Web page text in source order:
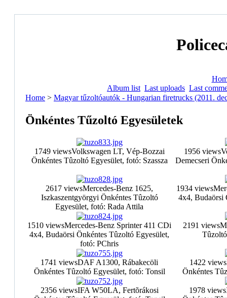
Album list Last uploads Last
Home > Magyar tűzoltóautók - Hungarian firetrucks (2011.
Önkéntes Tűzoltó Egyesületek
1749 viewsVolkswagen LT, Vép-Bozzai
Önkéntes Tûzoltó Egyesület, fotó: Szassza
1956 views
Demecseri
2617 viewsMercedes-Benz 1625,
Iszkaszentgyörgyi Önkéntes Tûzoltó
Egyesület, fotó: Rada Attila
1934 views
4x4, Budaörsi
1510 viewsMercedes-Benz Sprinter 411 CDi
4x4, Budaörsi Önkéntes Tûzoltó Egyesület,
fotó: PChris
2191 views
1741 viewsDAF A1300, Rábakecöli
Önkéntes Tûzoltó Egyesület, fotó: Tonsil
1422 views
Önkéntes
2356 viewsIFA W50LA, Fertõrákosi
1978 views